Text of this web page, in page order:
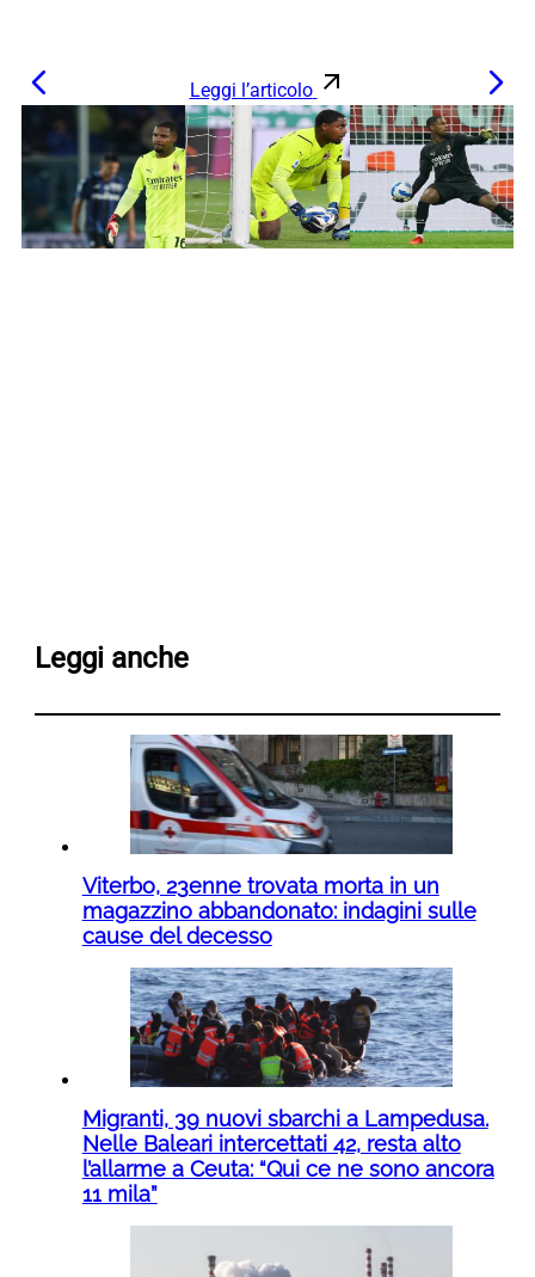
Leggi l’articolo
Leggi anche
Viterbo, 23enne trovata morta in un
magazzino abbandonato: indagini sulle
cause del decesso
Migranti, 39 nuovi sbarchi a Lampedusa.
Nelle Baleari intercettati 42, resta alto
l’allarme a Ceuta: “Qui ce ne sono ancora
11 mila”